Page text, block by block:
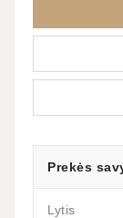
Prekės
Lytis